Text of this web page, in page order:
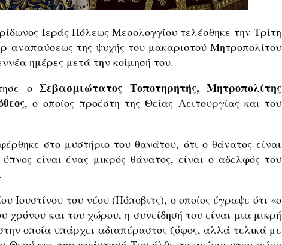
Ιεράς Πόλεως Μεσολογγίου τελέσθηκε την Τρίτη
αναπαύσεως της ψυχής του μακαριστού Μητροπολίτου
ημέρες μετά την κοίμησή του.
ο Σεβασμιώτατος Τοποτηρητής, Μητροπολίτης
, ο οποίος προέστη της Θείας Λειτουργίας και του
στο μυστήριο του θανάτου, ότι ο θάνατος είναι
είναι ένας μικρός θάνατος, είναι ο αδελφός του
Ιουστίνου του νέου (Πόποβιτς), ο οποίος έγραψε ότι «ο
χρόνου και του χώρου, η συνείδησή του είναι μια μικρή
οποία υπάρχει αδιαπέραστος ζόφος, αλλά τελικά με